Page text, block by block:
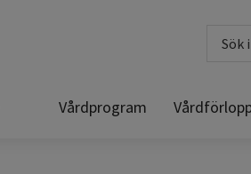
Vårdprogram